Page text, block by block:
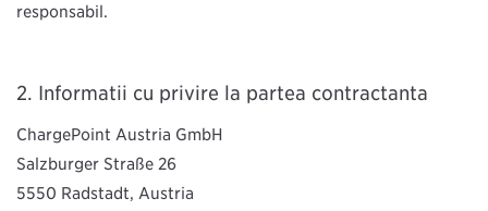
responsabil.
Informaţii cu privire la partea contractantă
ChargePoint Austria GmbH
Salzburger Straße 26
5550 Radstadt, Austria